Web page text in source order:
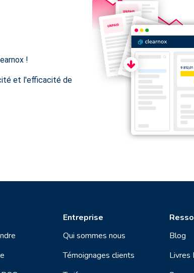
!
et l'efficacité de
Entreprise
Qui sommes nous
Témoignages clients
Blog
Livres